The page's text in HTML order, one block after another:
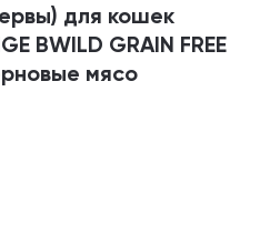
для кошек
BWILD GRAIN FREE
мясо